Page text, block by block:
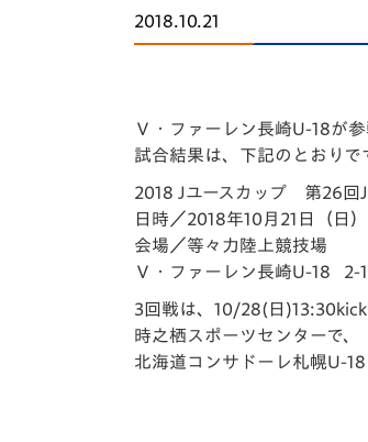
選手プロフィール
マスコット紹介
チームスケジュール
クラブハウス（練習
応援メディア
2018.10.21
Ｖ・ファーレン長崎U-18が
試合結果は、下記のとおりで
2018 Jユースカップ 第26回
日時／2018年10月21日（日）
会場／等々力陸上競技場
Ｖ・ファーレン長崎U-18 2-
3回戦は、10/28(日)13:30kick
時之栖スポーツセンターで、
北海道コンサドーレ札幌U-18